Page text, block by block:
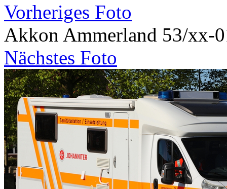
Vorheriges Foto
Akkon Ammerland 53/xx-
Nächstes Foto